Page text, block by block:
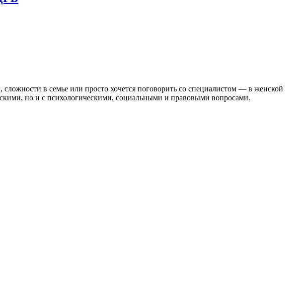
в семье или просто хочется поговорить со специалистом — в женской
но и с психологическими, социальными и правовыми вопросами.